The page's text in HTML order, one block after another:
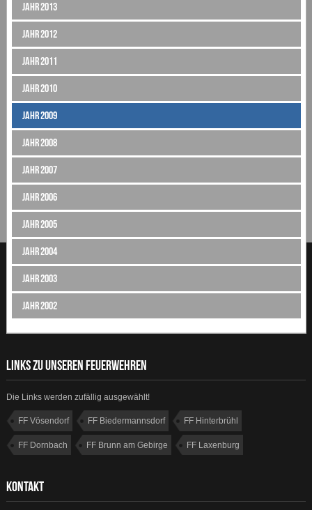
Jahr 2013
Jahr 2012
Jahr 2011
Jahr 2010
Jahr 2009
Jahr 2008
Jahr 2007
Jahr 2006
Jahr 2005
Jahr 2004
Jahr 2003
Jahr 2002
LINKS ZU UNSEREN FEUERWEHREN
Die Links werden zufällig ausgewählt!
FF Vösendorf FF Biedermannsdorf FF Hinterbrühl
FF Dornbach FF Brunn am Gebirge FF Laxenburg
KONTAKT